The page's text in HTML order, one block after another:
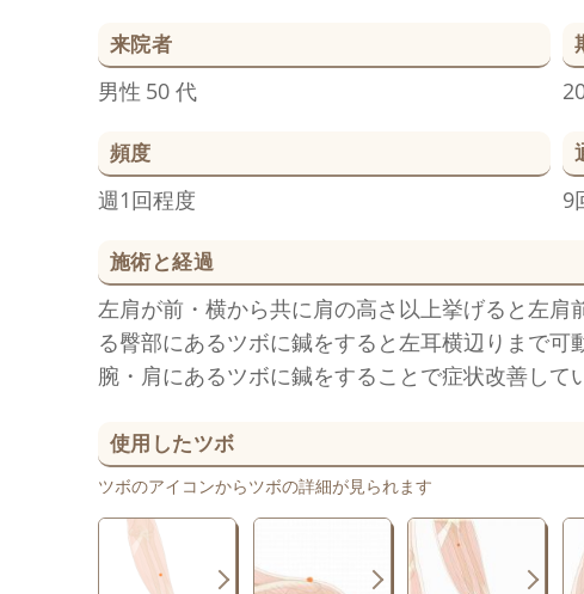
来院者
男性 50 代
頻度
週1回程度 9
施術と経過
左肩が前・横から共に肩の高さ以上挙げると左
る臀部にあるツボに鍼をすると左耳横辺りまで可
腕・肩にあるツボに鍼をすることで症状改善して
使用したツボ
ツボのアイコンからツボの詳細が見られます